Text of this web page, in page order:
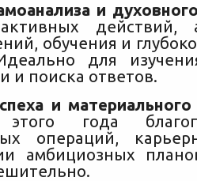
и
действий,
обучения и
для
и поиска ответов.
и материального
этого года
операций,
амбициозных